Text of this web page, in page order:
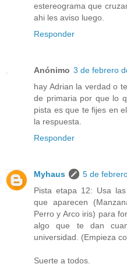
estereograma que
ahi les aviso luego.
Responder
Anónimo 3 de febrero
hay Adrian la verdad o
de primaria por que lo
pista es que te fijes en
la respuesta.
Responder
Myhaus
5 de
Pista etapa 12: Usa
que aparecen
Perro y Arco iris) para
algo que te dan
universidad. (Empieza
Suerte a todos.